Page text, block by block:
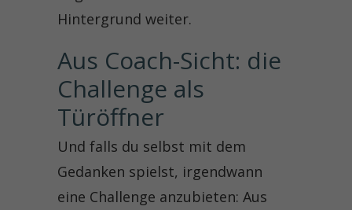
Hintergrund weiter.
Aus Coach-Sicht: die
Challenge als
Türöffner
Und falls du selbst mit dem
Gedanken spielst, irgendwann
eine Challenge anzubieten: Aus